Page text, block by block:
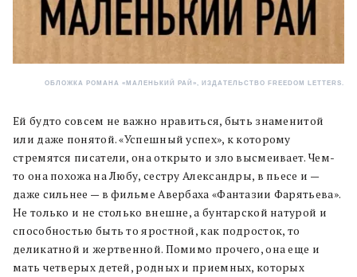
ОБЛОЖКА РОМАНА «МАЛЕНЬКИЙ РАЙ», ИЗДАТЕЛЬСТВО FREEDOM LETTERS.
Ей будто совсем не важно нравиться, быть знаменитой
или даже понятой. «Успешный успех», к которому
стремятся писатели, она открыто и зло высмеивает. Чем-
то она похожа на Любу, сестру Александры, в пьесе и —
даже сильнее — в фильме Авербаха «Фантазии Фарятьева».
Не только и не столько внешне, а бунтарской натурой и
способностью быть то яростной, как подросток, то
деликатной и жертвенной. Помимо прочего, она еще и
мать четверых детей, родных и приемных, которых